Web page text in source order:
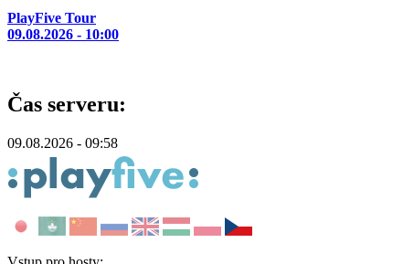
PlayFive Tour
09.08.2026 - 10:00
Čas serveru:
09.08.2026 - 09:58